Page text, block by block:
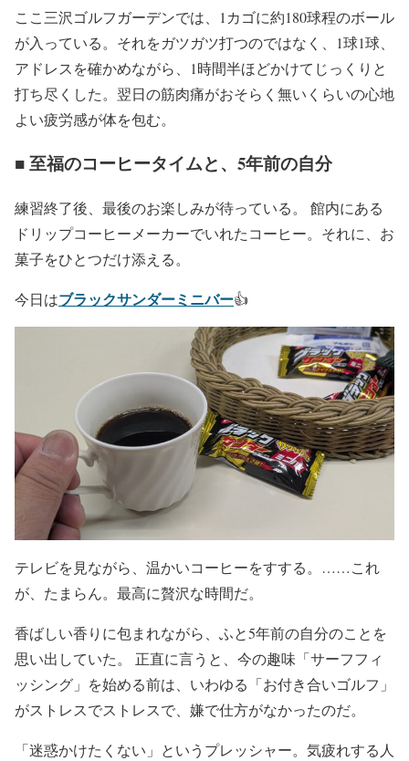
ここ三沢ゴルフガーデンでは、1カゴに約180球程のボール
が入っている。それをガツガツ打つのではなく、1球1球、
アドレスを確かめながら、1時間半ほどかけてじっくりと
打ち尽くした。翌日の筋肉痛がおそらく無いくらいの心地
よい疲労感が体を包む。
■ 至福のコーヒータイムと、5年前の自分
練習終了後、最後のお楽しみが待っている。 館内にある
ドリップコーヒーメーカーでいれたコーヒー。それに、お
菓子をひとつだけ添える。
今日はブラックサンダーミニバー👍️
テレビを見ながら、温かいコーヒーをすする。……これ
が、たまらん。最高に贅沢な時間だ。
香ばしい香りに包まれながら、ふと5年前の自分のことを
思い出していた。 正直に言うと、今の趣味「サーフフィ
ッシング」を始める前は、いわゆる「お付き合いゴルフ」
がストレスでストレスで、嫌で仕方がなかったのだ。
「迷惑かけたくない」というプレッシャー。気疲れする人